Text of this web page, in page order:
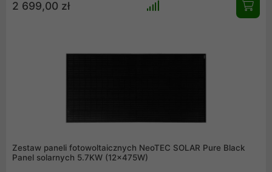
na świecie. Model ten oferuje moc 475W/p. Seria Pure Black
2 699,00 zł
Zestaw paneli fotowoltaicznych NeoTEC SOLAR Pure Black
Panel solarnych 5.7KW (12x475W)